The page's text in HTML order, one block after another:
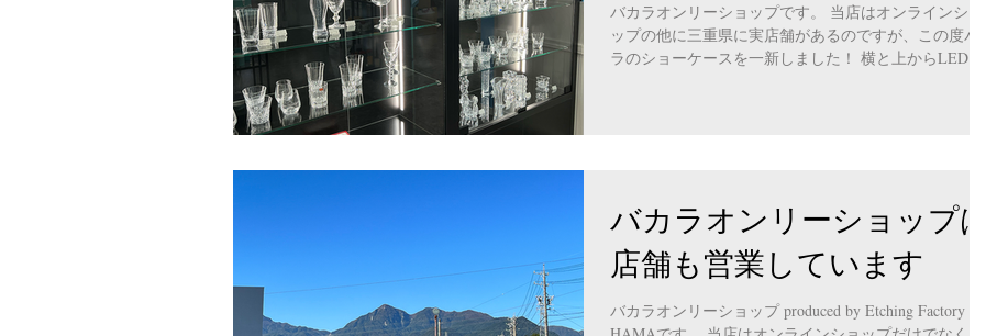
バカラオンリーショップです。 当店はオンラインショ
ップの他に三重県に実店舗があるのですが、この度バカ
ラのショーケースを一新しました！ 横と上からLEDラ
バカラオンリーショップは
店舗も営業しています
バカラオンリーショップ produced by Etching Factory